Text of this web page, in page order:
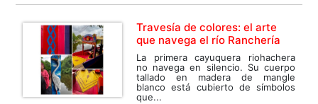
Travesía de colores: el arte
que navega el río Ranchería
La primera cayuquera riohachera
no navega en silencio. Su cuerpo
tallado en madera de mangle
blanco está cubierto de símbolos
que...